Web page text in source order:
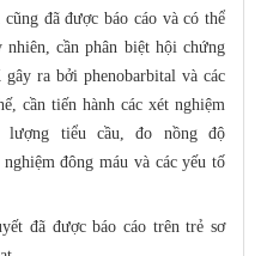
đã được báo cáo và có thể
cần phân biệt hội chứng
ra bởi phenobarbital và các
cần tiến hành các xét nghiệm
lượng tiểu cầu, đo nồng độ
đông máu và các yếu tố
đã được báo cáo trên trẻ sơ